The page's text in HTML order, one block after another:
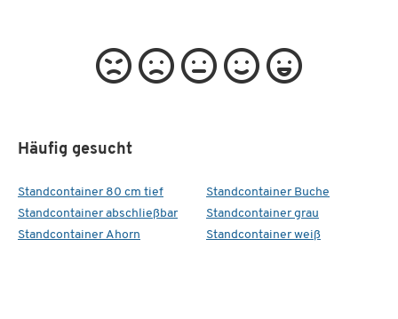
Häufig gesucht
Standcontainer 80 cm tief
Standcontainer abschließbar
Standcontainer Ahorn
Standcontainer Buche
Standcontainer grau
Standcontainer weiß